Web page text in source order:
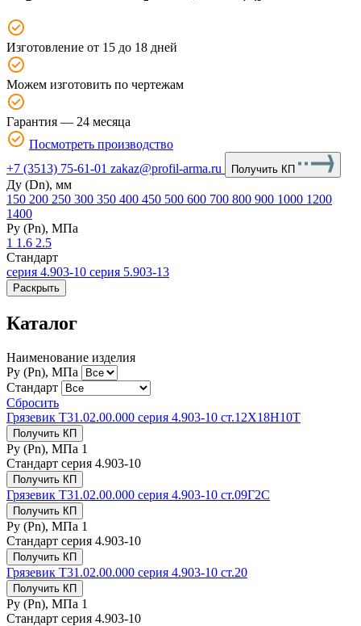
Изготовление от 15 до 18 дней
Можем изготовить по чертежам
Гарантия — 24 месяца
Посмотреть производство
+7 (3513) 75-61-01 zakaz@profil-arma.ru Получить КП
Ду (Dn), мм
150 200 250 300 350 400 450 500 600 700 800 900 1000 1200
1400
Ру (Рn), МПа
1 1.6 2.5
Стандарт
серия 4.903-10 серия 5.903-13
Раскрыть
Каталог
Наименование изделия
Ру (Рn), МПа
Стандарт
Сбросить
Грязевик Т31.02.00.000 серия 4.903-10 ст.12Х18Н10Т
Получить КП
Ру (Рn), МПа 1
Стандарт серия 4.903-10
Получить КП
Грязевик Т31.02.00.000 серия 4.903-10 ст.09Г2С
Получить КП
Ру (Рn), МПа 1
Стандарт серия 4.903-10
Получить КП
Грязевик Т31.02.00.000 серия 4.903-10 ст.20
Получить КП
Ру (Рn), МПа 1
Стандарт серия 4.903-10